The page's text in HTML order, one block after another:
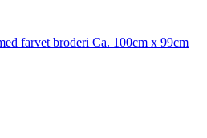
farvet broderi Ca. 100cm x 99cm